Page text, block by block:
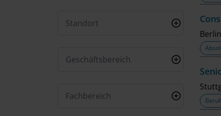
Standort
Geschäftsbereich
Fachbereich